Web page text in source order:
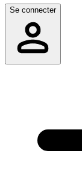
Se connecter